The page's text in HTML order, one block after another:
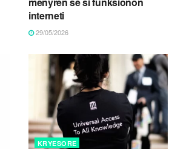
interneti
29/05/2026
KRYESORE